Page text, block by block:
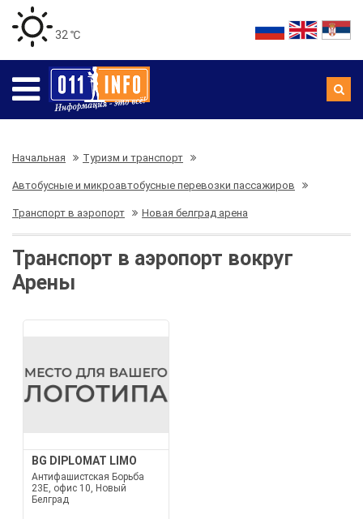
32 ℃
Начальная Туризм и транспорт
Автобусные и микроавтобусные перевозки пассажиров
Транспорт в аэропорт Новая белград арена
Транспорт в аэропорт вокруг
Арены
BG DIPLOMAT LIMO
Антифашистская Борьба
23Е, офис 10, Новый
Белград